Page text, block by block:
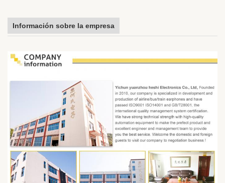
Información sobre la empresa